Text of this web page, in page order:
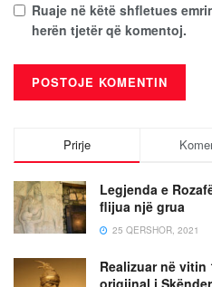
Ruaje në këtë shfletues
herën tjetër që komentoj.
Prirje
Legjenda e
flijua një grua
25 QERSHOR, 2021
Realizuar në